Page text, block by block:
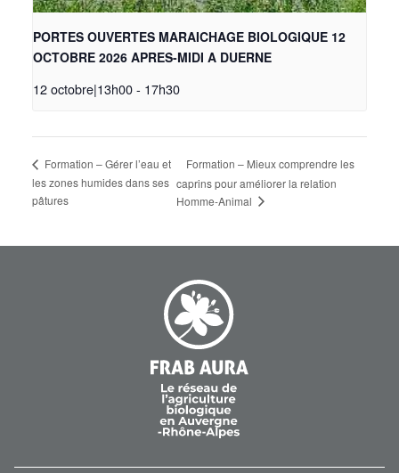
PORTES OUVERTES MARAICHAGE BIOLOGIQUE 12
OCTOBRE 2026 APRES-MIDI A DUERNE
12 octobre|13h00- 17h30
Formation – Gérer l’eau et
les zones humides dans ses
pâtures
Formation – Mieux comprendre les
caprins pour améliorer la relation
Homme-Animal